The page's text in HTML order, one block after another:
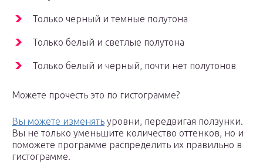
Только черный и темные полутона
Только белый и светлые полутона
Только белый и черный, почти нет полутонов
Можете прочесть это по гистограмме?
Вы можете изменять уровни, передвигая ползунки.
Вы не только уменьшите количество оттенков, но и
поможете программе распределить их правильно в
гистограмме.